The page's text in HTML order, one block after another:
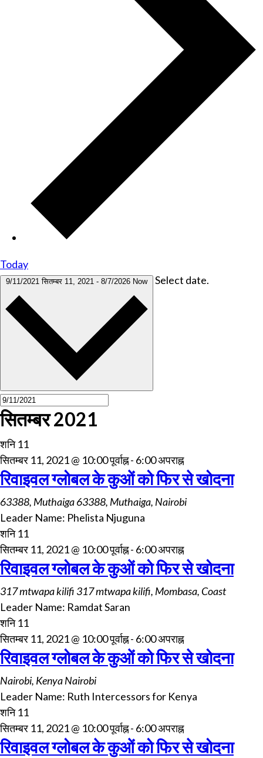
Today
9/11/2021सितम्बर 11, 2021 - 8/7/2026 Now Select date.
सितम्बर 2021
शनि11
सितम्बर 11, 2021 @ 10:00 पूर्वाह्न- 6:00 अपराह्न
रिवाइवल ग्लोबल के कुओं को फिर से खोदना
63388, Muthaiga63388, Muthaiga, Nairobi
Leader Name: Phelista Njuguna
शनि11
सितम्बर 11, 2021 @ 10:00 पूर्वाह्न- 6:00 अपराह्न
रिवाइवल ग्लोबल के कुओं को फिर से खोदना
317 mtwapa kilifi 317 mtwapa kilifi, Mombasa, Coast
Leader Name: Ramdat Saran
शनि11
सितम्बर 11, 2021 @ 10:00 पूर्वाह्न- 6:00 अपराह्न
रिवाइवल ग्लोबल के कुओं को फिर से खोदना
Nairobi, KenyaNairobi
Leader Name: Ruth Intercessors for Kenya
शनि11
सितम्बर 11, 2021 @ 10:00 पूर्वाह्न- 6:00 अपराह्न
रिवाइवल ग्लोबल के कुओं को फिर से खोदना